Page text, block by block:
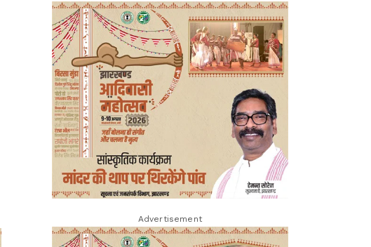
Advertisement